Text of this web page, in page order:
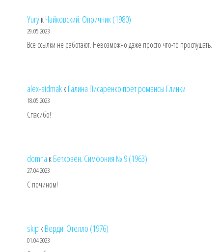
YuryкЧайковский. Опричник (1980)
29.05.2023
Все ссылки не работают. Невозможно даже просто что-то прослушать.
alex-sidmakкГалина Писаренко поет романсы Глинки
18.05.2023
Спасибо!
domna кБетховен. Симфония № 9 (1963)
27.04.2023
С почином!
skip кВерди. Отелло (1976)
01.04.2023